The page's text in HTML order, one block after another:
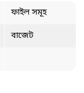
ফাইল সমূহ
বাজেট